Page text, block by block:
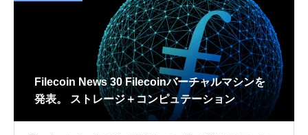
Filecoin News 30 Filecoinバーチャルマシンを
発表。 ストレージ＋コンピュテーション